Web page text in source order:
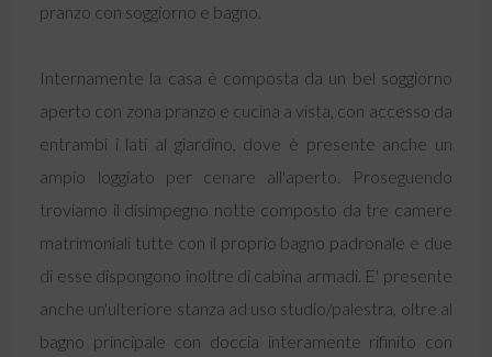
pranzo con soggiorno e bagno.
Internamente la casa è composta da un bel soggiorno
aperto con zona pranzo e cucina a vista, con accesso da
entrambi i lati al giardino, dove è presente anche un
ampio loggiato per cenare all'aperto. Proseguendo
troviamo il disimpegno notte composto da tre camere
matrimoniali tutte con il proprio bagno padronale e due
di esse dispongono inoltre di cabina armadi. E' presente
anche un'ulteriore stanza ad uso studio/palestra, oltre al
bagno principale con doccia interamente rifinito con